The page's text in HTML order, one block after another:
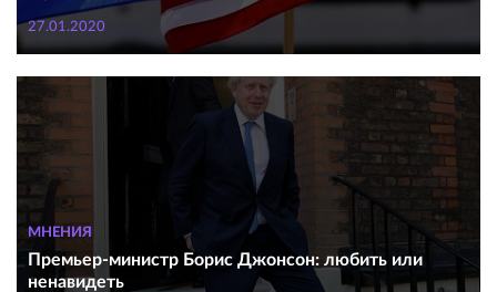
27.01.2020
МНЕНИЯ
Премьер-министр Борис Джонсон: любить или
ненавидеть